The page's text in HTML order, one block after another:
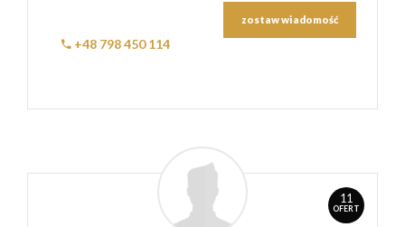
+48 798 450 114
zostaw wiadomość
11
OFERT